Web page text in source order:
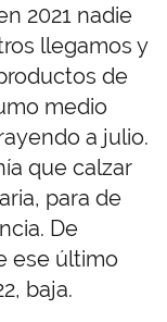
2021 nadie
llegamos y
de
medio
a julio.
que calzar
para de
De
ese último
baja.